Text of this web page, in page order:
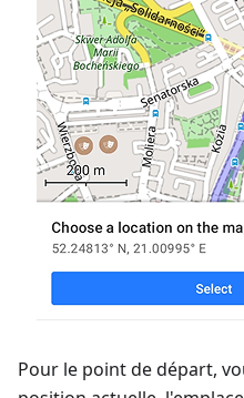
Pour le point de départ,